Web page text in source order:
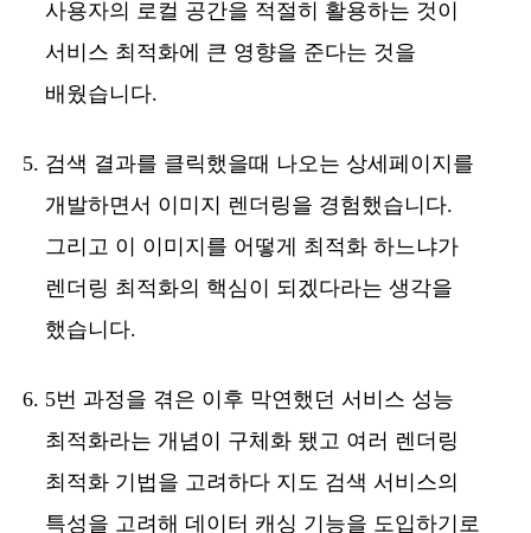
사용자의 로컬 공간을 적절히 활용하는 것이
서비스 최적화에 큰 영향을 준다는 것을
배웠습니다.
검색 결과를 클릭했을때 나오는 상세페이지를
개발하면서 이미지 렌더링을 경험했습니다.
그리고 이 이미지를 어떻게 최적화 하느냐가
렌더링 최적화의 핵심이 되겠다라는 생각을
했습니다.
5번 과정을 겪은 이후 막연했던 서비스 성능
최적화라는 개념이 구체화 됐고 여러 렌더링
최적화 기법을 고려하다 지도 검색 서비스의
특성을 고려해 데이터 캐싱 기능을 도입하기로